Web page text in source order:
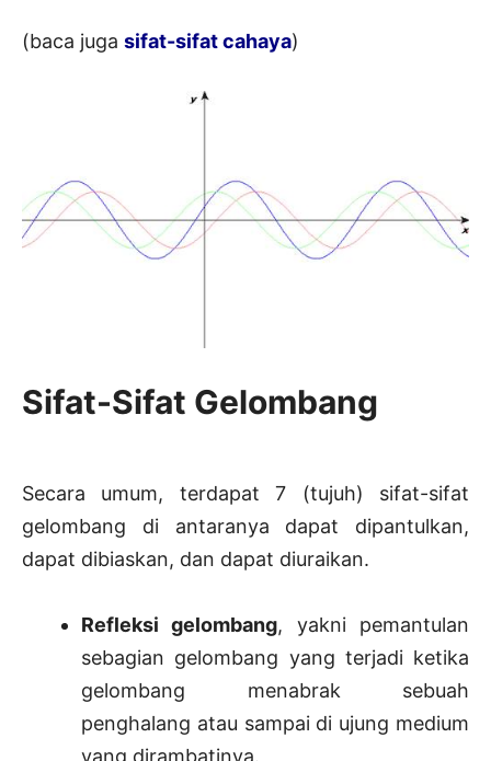
(baca juga sifat-sifat cahaya)
Sifat-Sifat Gelombang
Secara umum, terdapat 7 (tujuh) sifat-sifat
gelombang di antaranya dapat dipantulkan,
dapat dibiaskan, dan dapat diuraikan.
Refleksi gelombang, yakni pemantulan
sebagian gelombang yang terjadi ketika
gelombang menabrak sebuah
penghalang atau sampai di ujung medium